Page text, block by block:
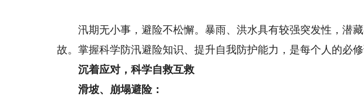
汛期无小事，避险不松懈。暴雨、洪水具有较强突发性，潜藏
故。掌握科学防汛避险知识、提升自我防护能力，是每个人的必修
沉着应对，科学自救互救
滑坡、崩塌避险：